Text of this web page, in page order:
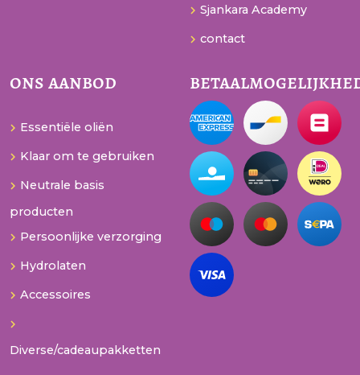
Sjankara Academy
contact
ons aanbod
Essentiële oliën
Klaar om te gebruiken
Neutrale basis
producten
Persoonlijke verzorging
Hydrolaten
Accessoires
Diverse/cadeaupakketten